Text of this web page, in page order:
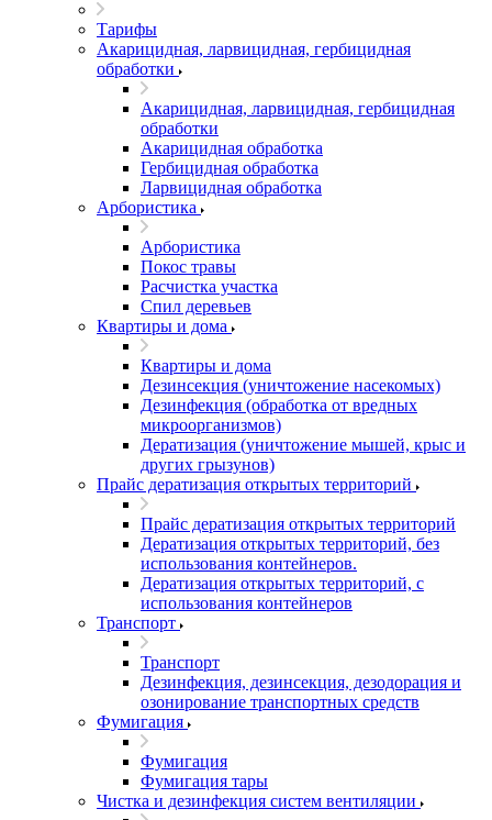
Тарифы
Акарицидная, ларвицидная, гербицидная
обработки
Акарицидная, ларвицидная, гербицидная
обработки
Акарицидная обработка
Гербицидная обработка
Ларвицидная обработка
Арбористика
Арбористика
Покос травы
Расчистка участка
Спил деревьев
Квартиры и дома
Квартиры и дома
Дезинсекция (уничтожение насекомых)
Дезинфекция (обработка от вредных
микроорганизмов)
Дератизация (уничтожение мышей, крыс и
других грызунов)
Прайс дератизация открытых территорий
Прайс дератизация открытых территорий
Дератизация открытых территорий, без
использования контейнеров.
Дератизация открытых территорий, с
использования контейнеров
Транспорт
Транспорт
Дезинфекция, дезинсекция, дезодорация и
озонирование транспортных средств
Фумигация
Фумигация
Фумигация тары
Чистка и дезинфекция систем вентиляции